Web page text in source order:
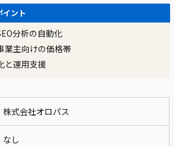
イント
分析の自動化
業主向けの価格帯
と運用支援
株式会社オロパス
なし